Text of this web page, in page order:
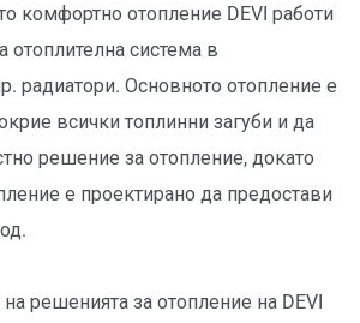
комфортно отопление DEVI работи
отоплителна система в
радиатори. Основното отопление е
всички топлинни загуби и да
решение за отопление, докато
е проектирано да предостави
решенията за отопление на DEVI